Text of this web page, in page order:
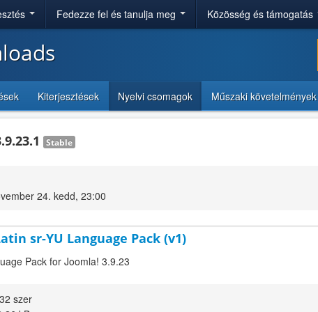
Fedezze fel és tanulja meg Közösség és támogatás
Kiterjesztések Nyelvi csomagok Műszaki követelmények
Stable
24. kedd, 23:00
sr-YU Language Pack (v1)
Pack for Joomla! 3.9.23
szer